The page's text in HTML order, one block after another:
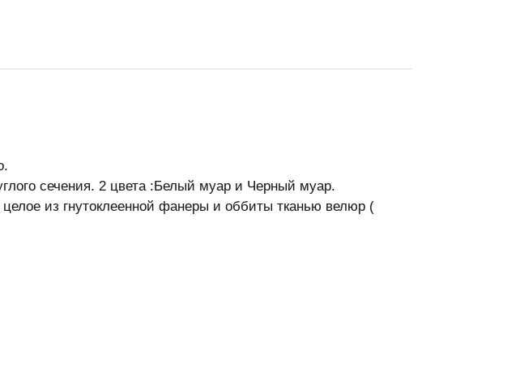
сечения. 2 цвета :Белый муар и Черный муар.
из гнутоклеенной фанеры и оббиты тканью велюр (